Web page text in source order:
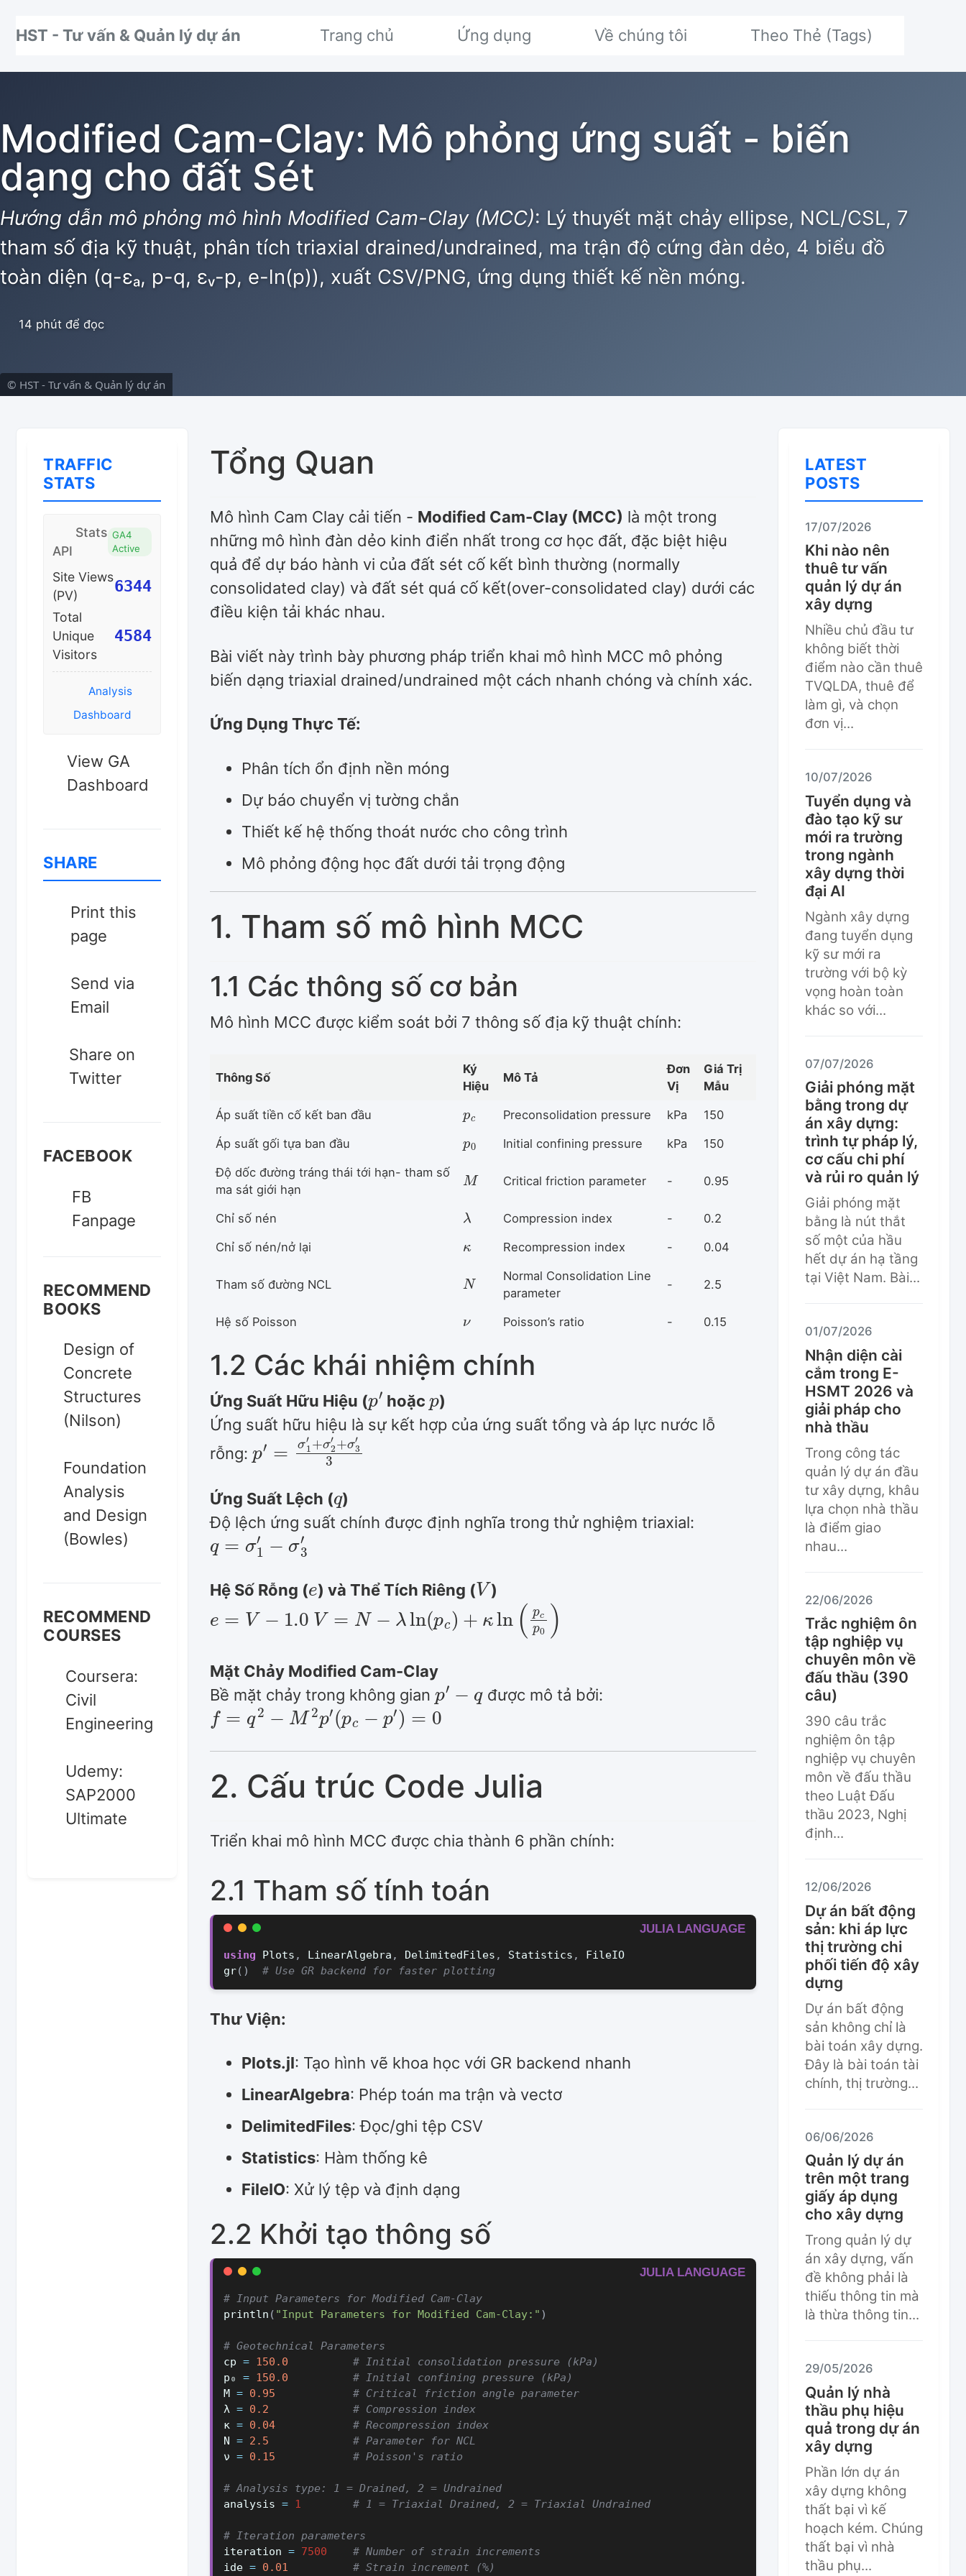
HST - Tư vấn & Quản lý dự án
Trang chủ Ứng dụng Về chúng tôi Theo Thẻ (Tags)
Modified Cam-Clay: Mô phỏng ứng suất - biến
dạng cho đất Sét
Hướng dẫn mô phỏng mô hình Modified Cam-Clay (MCC): Lý thuyết mặt chảy ellipse, NCL/CSL, 7
tham số địa kỹ thuật, phân tích triaxial drained/undrained, ma trận độ cứng đàn dẻo, 4 biểu đồ
toàn diện (q-εₐ, p-q, εᵥ-p, e-ln(p)), xuất CSV/PNG, ứng dụng thiết kế nền móng.
14 phút để đọc
© HST - Tư vấn & Quản lý dự án
TRAFFIC
STATS
Stats
API
GA4
Active
Site Views
(PV)
6344
Total
Unique
Visitors
4584
Analysis
Dashboard
View GA
Dashboard
SHARE
Print this
page
Send via
Email
Share on
Twitter
FACEBOOK
FB
Fanpage
RECOMMEND
BOOKS
Design of
Concrete
Structures
(Nilson)
Foundation
Analysis
and Design
(Bowles)
RECOMMEND
COURSES
Coursera:
Civil
Engineering
Udemy:
SAP2000
Ultimate
Tổng Quan
Mô hình Cam Clay cải tiến - Modified Cam-Clay (MCC) là một trong
những mô hình đàn dẻo kinh điển nhất trong cơ học đất, đặc biệt hiệu
quả để dự báo hành vi của đất sét cố kết bình thường (normally
consolidated clay) và đất sét quá cố kết(over-consolidated clay) dưới các
điều kiện tải khác nhau.
Bài viết này trình bày phương pháp triển khai mô hình MCC mô phỏng
biến dạng triaxial drained/undrained một cách nhanh chóng và chính xác.
Ứng Dụng Thực Tế:
Phân tích ổn định nền móng
Dự báo chuyển vị tường chắn
Thiết kế hệ thống thoát nước cho công trình
Mô phỏng động học đất dưới tải trọng động
1. Tham số mô hình MCC
1.1 Các thông số cơ bản
Mô hình MCC được kiểm soát bởi 7 thông số địa kỹ thuật chính:
Thông Số
Ký
Hiệu
Mô Tả
Đơn
Vị
Giá Trị
Mẫu
Áp suất tiền cố kết ban đầu
Preconsolidation pressure kPa
150
Áp suất gối tựa ban đầu
Initial confining pressure kPa
150
Độ dốc đường tráng thái tới hạn- tham số
ma sát giới hạn
M
Critical friction parameter - 0.95
Chỉ số nén
λ
Compression index -
0.2
Chỉ số nén/nở lại
Recompression index - 0.04
Tham số đường NCL
N
Normal Consolidation Line
parameter
- 2.5
Hệ số Poisson Poisson’s ratio - 0.15
1.2 Các khái nhiệm chính
Ứng Suất Hữu Hiệu (
p′
hoặc
p
)
Ứng suất hữu hiệu là sự kết hợp của ứng suất tổng và áp lực nước lỗ
rỗng:
p′ 1′+σ2′
+σ 3
Ứng Suất Lệch (
q
)
Độ lệch ứng suất chính được định nghĩa trong thử nghiệm triaxial:
q= σ1′−σ3′
Hệ Số Rỗng (
e
) và Thể Tích Riêng (
V
)
= −1.0 V= −λ (pc + κln c 0)
Mặt Chảy Modified Cam-Clay
Bề mặt chảy trong không gian
p′
được mô tả bởi:
f= q2−M2p′(pc−p′)=0
2. Cấu trúc Code Julia
Triển khai mô hình MCC được chia thành 6 phần chính:
2.1 Tham số tính toán
using Plots , LinearAlgebra , DelimitedFiles , Statistics ,
FileIO
gr() # Use GR backend for faster plotting
Thư Viện:
Plots.jl: Tạo hình vẽ khoa học với GR backend nhanh
LinearAlgebra: Phép toán ma trận và vectơ
DelimitedFiles: Đọc/ghi tệp CSV
Statistics: Hàm thống kê
FileIO: Xử lý tệp và định dạng
2.2 Khởi tạo thông số
# Input Parameters for Modified Cam-Clay
println ( "Input Parameters for Modified Cam-Clay:" )
# Geotechnical Parameters
cp = 150.0
# Initial consolidation pressure (kPa)
p₀
= 150.0
# Initial confining pressure (kPa)
M
= 0.95
# Critical friction angle parameter
λ = 0.2
# Compression index
κ = 0.04
# Recompression index
N
= 2.5
# Parameter for NCL
ν = 0.15 # Poisson's ratio
# Analysis type: 1 = Drained, 2 = Undrained
analysis = 1 # 1 = Triaxial Drained, 2 = Triaxial Undrained
# Iteration parameters
iteration = 7500
# Number of strain increments
ide = 0.01 # Strain increment (%)
LATEST
POSTS
17/07/2026
Khi nào nên
thuê tư vấn
quản lý dự án
xây dựng
Nhiều chủ đầu tư
không biết thời
điểm nào cần thuê
TVQLDA, thuê để
làm gì, và chọn
đơn vị...
10/07/2026
Tuyển dụng và
đào tạo kỹ sư
mới ra trường
trong ngành
xây dựng thời
đại AI
Ngành xây dựng
đang tuyển dụng
kỹ sư mới ra
trường với bộ kỳ
vọng hoàn toàn
khác so với...
07/07/2026
Giải phóng mặt
bằng trong dự
án xây dựng:
trình tự pháp lý,
cơ cấu chi phí
và rủi ro quản lý
Giải phóng mặt
bằng là nút thắt
số một của hầu
hết dự án hạ tầng
tại Việt Nam. Bài...
01/07/2026
Nhận diện cài
cắm trong E-
HSMT 2026 và
giải pháp cho
nhà thầu
Trong công tác
quản lý dự án đầu
tư xây dựng, khâu
lựa chọn nhà thầu
là điểm giao
nhau...
22/06/2026
Trắc nghiệm ôn
tập nghiệp vụ
chuyên môn về
đấu thầu (390
câu)
390 câu trắc
nghiệm ôn tập
nghiệp vụ chuyên
môn về đấu thầu
theo Luật Đấu
thầu 2023, Nghị
định...
12/06/2026
Dự án bất động
sản: khi áp lực
thị trường chi
phối tiến độ xây
dựng
Dự án bất động
sản không chỉ là
bài toán xây dựng.
Đây là bài toán tài
chính, thị trường...
06/06/2026
Quản lý dự án
trên một trang
giấy áp dụng
cho xây dựng
Trong quản lý dự
án xây dựng, vấn
đề không phải là
thiếu thông tin mà
là thừa thông tin...
29/05/2026
Quản lý nhà
thầu phụ hiệu
quả trong dự án
xây dựng
Phần lớn dự án
xây dựng không
thất bại vì kế
hoạch kém. Chúng
thất bại vì nhà
thầu phụ...